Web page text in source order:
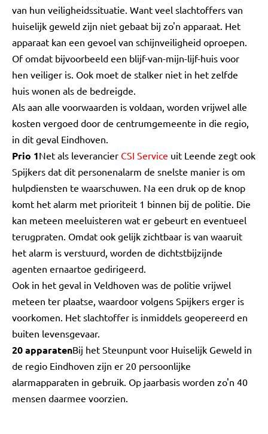
van hun veiligheidssituatie. Want veel slachtoffers van
huiselijk geweld zijn niet gebaat bij zo'n apparaat. Het
apparaat kan een gevoel van schijnveiligheid oproepen.
Of omdat bijvoorbeeld een blijf-van-mijn-lijf-huis voor
hen veiliger is. Ook moet de stalker niet in het zelfde
huis wonen als de bedreigde.
Als aan alle voorwaarden is voldaan, worden vrijwel alle
kosten vergoed door de centrumgemeente in die regio,
in dit geval Eindhoven.
Prio 1Net als leverancier CSI Service uit Leende zegt ook
Spijkers dat dit personenalarm de snelste manier is om
hulpdiensten te waarschuwen. Na een druk op de knop
komt het alarm met prioriteit 1 binnen bij de politie. Die
kan meteen meeluisteren wat er gebeurt en eventueel
terugpraten. Omdat ook gelijk zichtbaar is van waaruit
het alarm is verstuurd, worden de dichtstbijzijnde
agenten ernaartoe gedirigeerd.
Ook in het geval in Veldhoven was de politie vrijwel
meteen ter plaatse, waardoor volgens Spijkers erger is
voorkomen. Het slachtoffer is inmiddels geopereerd en
buiten levensgevaar.
20 apparatenBij het Steunpunt voor Huiselijk Geweld in
de regio Eindhoven zijn er 20 persoonlijke
alarmapparaten in gebruik. Op jaarbasis worden zo'n 40
mensen daarmee voorzien.